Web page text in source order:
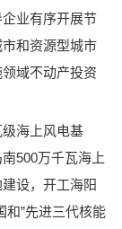
业有序开展节
和资源型城市
域不动产投资
海上风电基
500万千瓦海上
设，开工海阳
和”先进三代核能